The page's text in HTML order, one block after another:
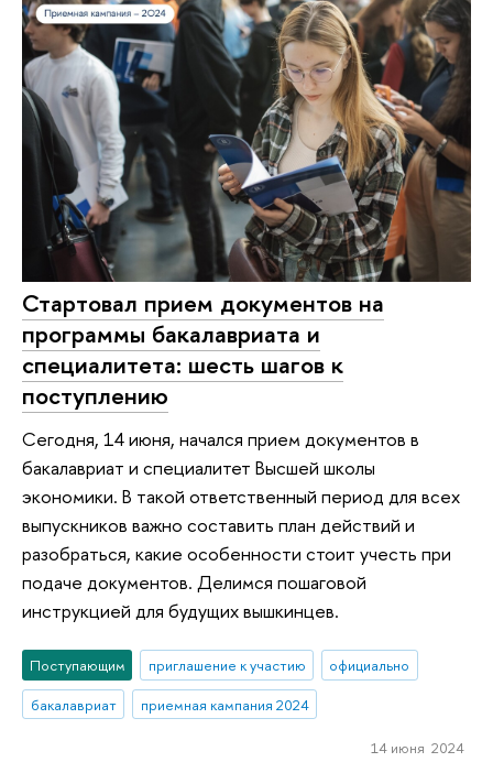
Стартовал прием документов на
программы бакалавриата и
специалитета: шесть шагов к
поступлению
Сегодня, 14 июня, начался прием документов в
бакалавриат и специалитет Высшей школы
экономики. В такой ответственный период для всех
выпускников важно составить план действий и
разобраться, какие особенности стоит учесть при
подаче документов. Делимся пошаговой
инструкцией для будущих вышкинцев.
Поступающим приглашение к участию
официально
бакалавриат
приемная кампания 2024
14 июня 2024